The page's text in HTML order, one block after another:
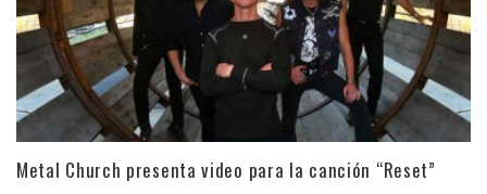
Metal Church presenta video para la canción “Reset”